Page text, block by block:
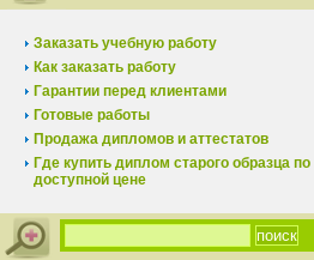
Заказать учебную работу
Как заказать работу
Гарантии перед клиентами
Готовые работы
Продажа дипломов и аттестатов
Где купить диплом старого образца по
доступной цене